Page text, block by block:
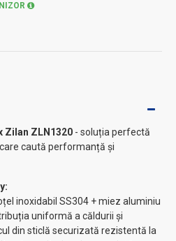
Zilan ZLN1320 - soluția perfectă
caută performanță și
inoxidabil SS304 + miez aluminiu
uniformă a căldurii și
din sticlă securizată rezistentă la